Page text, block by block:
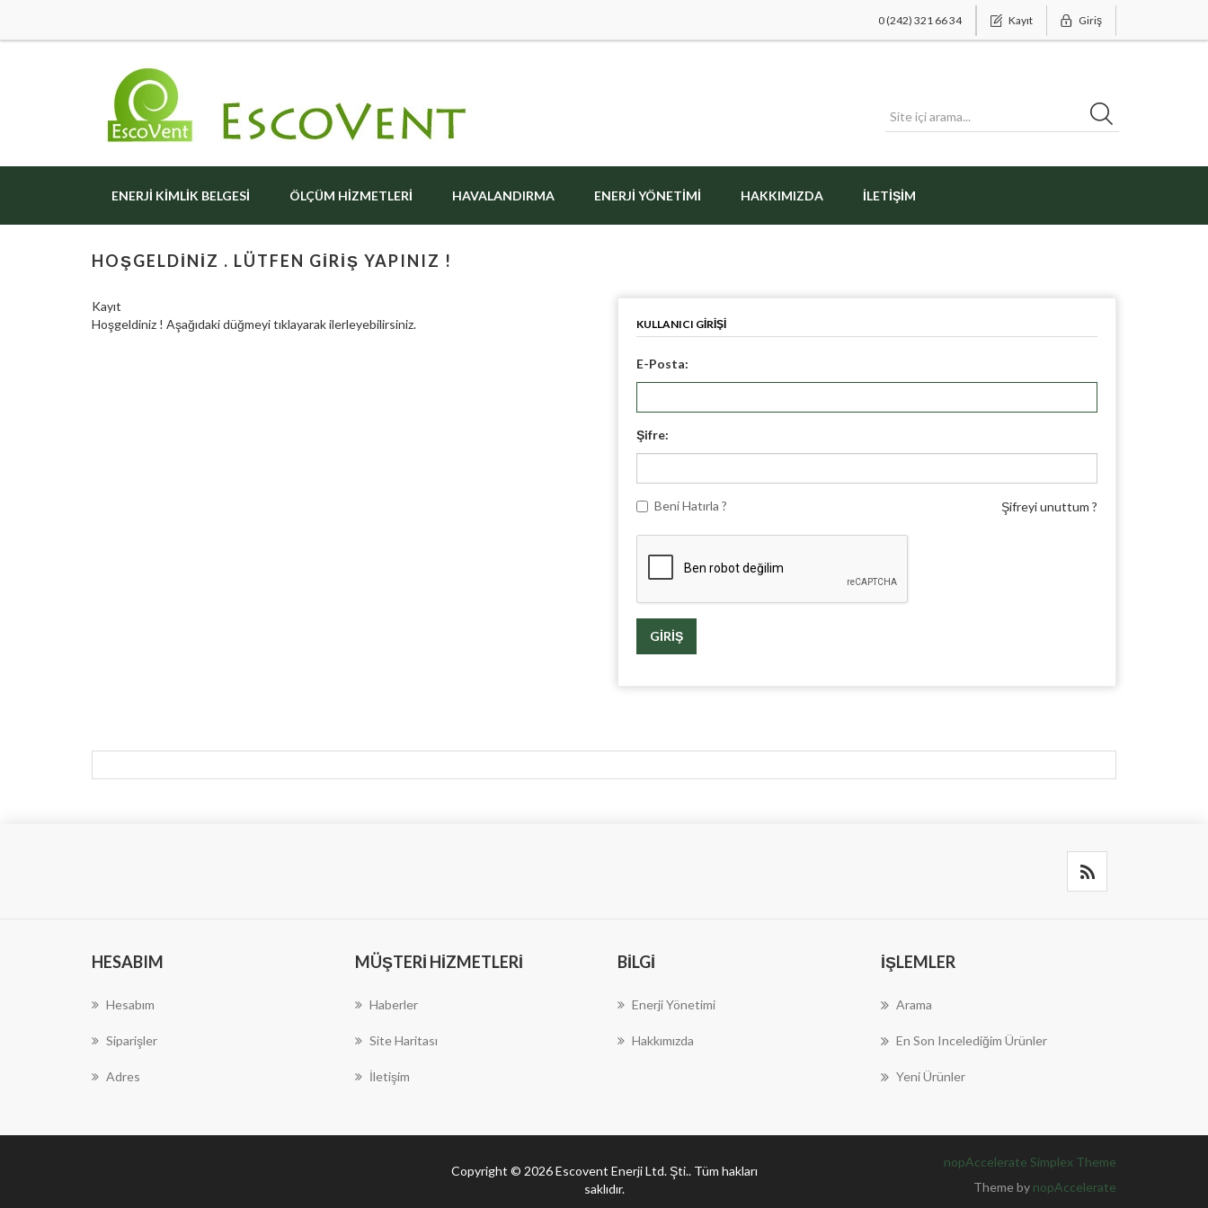
0 (242) 321 66 34 Kayıt Giriş
ENERJI KIMLIK BELGESI ÖLÇÜM HIZMETLERI HAVALANDIRMA ENERJI YÖNETIMI HAKKIMIZDA İLETIŞIM
HOŞGELDINIZ . LÜTFEN GIRIŞ YAPINIZ !
Kayıt
Hoşgeldiniz ! Aşağıdaki düğmeyi tıklayarak ilerleyebilirsiniz.
KULLANICI GIRIŞI
E-Posta:
Şifre:
Beni Hatırla ? Şifreyi unuttum ?
HESABIM
Hesabım
Siparişler
Adres
MÜŞTERI HIZMETLERI
Haberler
Site Haritası
İletişim
BILGI
Enerji Yönetimi
Hakkımızda
İŞLEMLER
Arama
En Son Incelediğim Ürünler
Yeni Ürünler
Copyright © 2026 Escovent Enerji Ltd. Şti.. Tüm hakları
saklıdır.
nopAccelerate Simplex Theme
Theme by nopAccelerate